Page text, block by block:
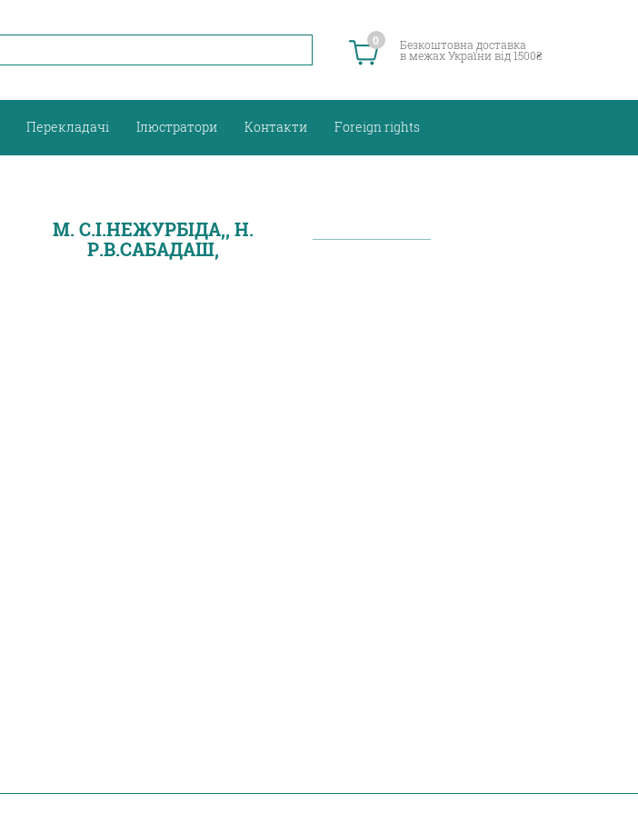
0 Безкоштовна доставка
в межах України від 1500₴
Перекладачі Ілюстратори Контакти Foreign rights
М. С.І.НЕЖУРБІДА,, Н.
Р.В.САБАДАШ,